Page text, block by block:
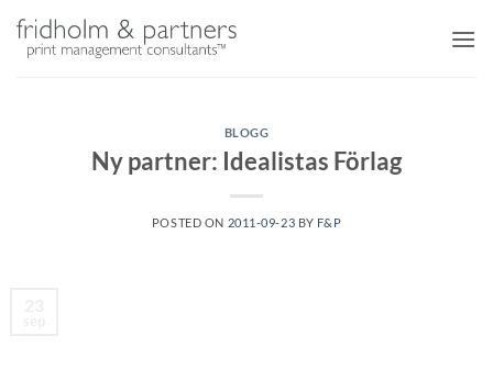
BLOGG
Ny partner: Idealistas Förlag
POSTED ON 2011-09-23 BY F&P